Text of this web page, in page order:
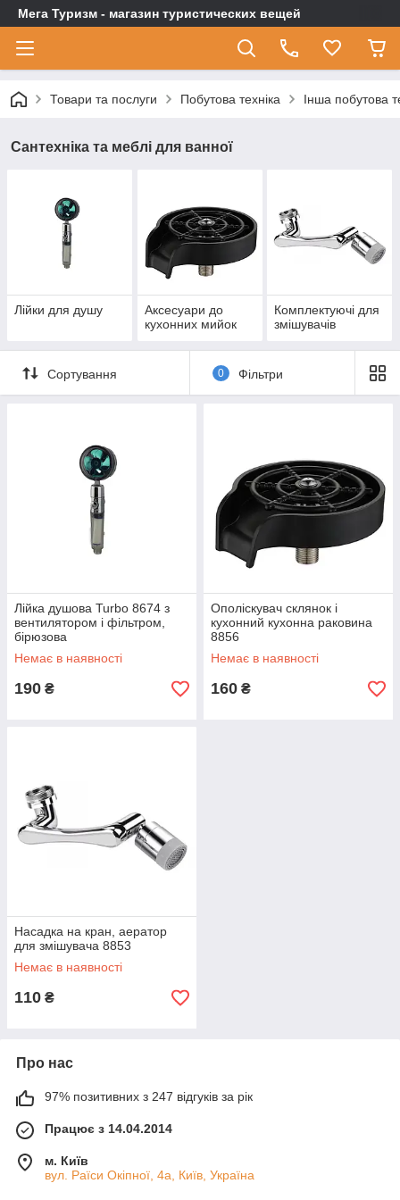
Мега Туризм - магазин туристических вещей
Товари та послуги Побутова техніка Інша побутова
Сантехніка та меблі для ванної
Лійки для душу
Аксесуари до
кухонних мийок
Комплектуючі для
змішувачів
Сортування 0 Фільтри
Лійка душова Turbo 8674 з
вентилятором і фільтром,
бірюзова
Немає в наявності
190 ₴
Ополіскувач склянок і
кухонний кухонна раковина
8856
Немає в наявності
160 ₴
Насадка на кран, аератор
для змішувача 8853
Немає в наявності
110 ₴
Про нас
97% позитивних з 247 відгуків за рік
Працює з 14.04.2014
м. Київ
вул. Раїси Окіпної, 4а, Київ, Україна